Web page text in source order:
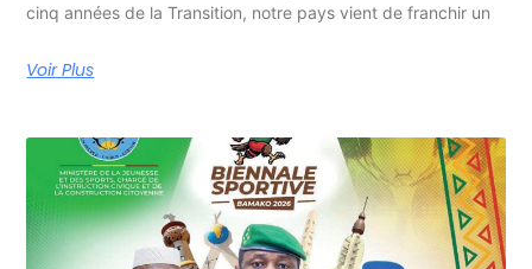
cinq années de la Transition, notre pays vient de franchir un
Voir Plus